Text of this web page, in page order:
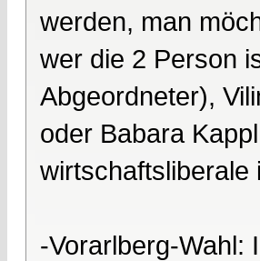
werden, man
wer die 2 Person
Abgeordneter),
oder Babara
wirtschaftsliberale
-Vorarlberg-Wahl: